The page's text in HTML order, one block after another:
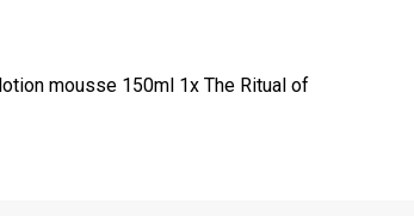
mousse 150ml 1x The Ritual of